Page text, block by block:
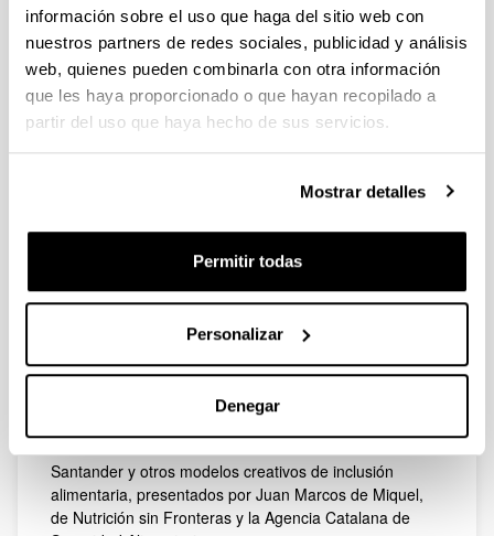
información sobre el uso que haga del sitio web con
nuestros partners de redes sociales, publicidad y análisis
web, quienes pueden combinarla con otra información
que les haya proporcionado o que hayan recopilado a
partir del uso que haya hecho de sus servicios.
Mostrar detalles
Permitir todas
Personalizar
Denegar
En un primer bloque se abordarán los programas de
atención alimentaria que se integran en un
acompañamiento social más amplio(Programa
HAZIA, de la Asociación Sortarazi, Leioa-Bilbao),
programas que diversifican los modelos de atención
según las causas que propician la pobreza alimentaria
(Asociación Paris 356, Pamplona), y la atención
específica de las carencias nutricionales –como la
ausencia de desayuno en las personas sin hogar-
(Asociación Gozitiri) y la la prevención del despilfarro de
alimentos (PROCLADE-PROYDE-SED).
A continuación se presentaránmodelos de inclusión
alimentaria en los que se ofrecen a las personas
alimentos cocinados. La historia y los modelos de
Academica de Ciencias Médicas de Bilbao), la donación
de excedentes de restaurantes y su distribución entre
Santander y otros modelos creativos de inclusión
alimentaria, presentados por Juan Marcos de Miquel,
de Nutrición sin Fronteras y la Agencia Catalana de